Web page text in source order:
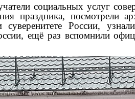
социальных услуг
праздника, посмотрели
суверенитете России,
ещё раз вспомнили